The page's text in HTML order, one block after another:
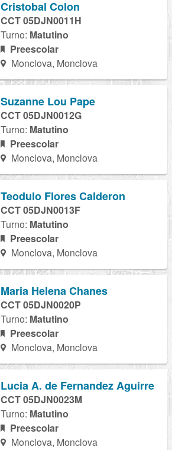
Cristobal Colon
CCT 05DJN0011H
Turno: Matutino
Preescolar
Monclova, Monclova
Suzanne Lou Pape
CCT 05DJN0012G
Turno: Matutino
Preescolar
Monclova, Monclova
Teodulo Flores Calderon
CCT 05DJN0013F
Turno: Matutino
Preescolar
Monclova, Monclova
Maria Helena Chanes
CCT 05DJN0020P
Turno: Matutino
Preescolar
Monclova, Monclova
Lucia A. de Fernandez Aguirre
CCT 05DJN0023M
Turno: Matutino
Preescolar
Monclova, Monclova